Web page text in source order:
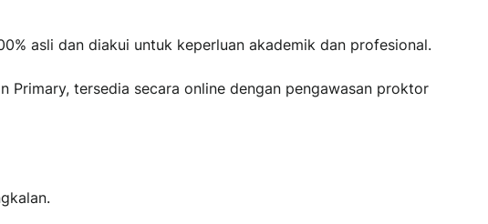
asli dan diakui untuk keperluan akademik dan profesional.
Primary, tersedia secara online dengan pengawasan proktor